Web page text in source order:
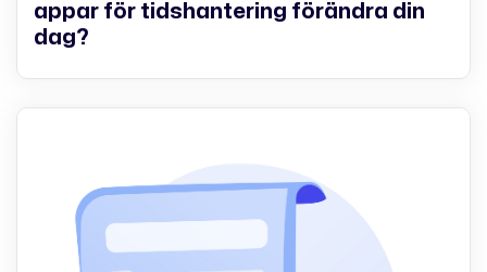
appar för tidshantering förändra din
dag?